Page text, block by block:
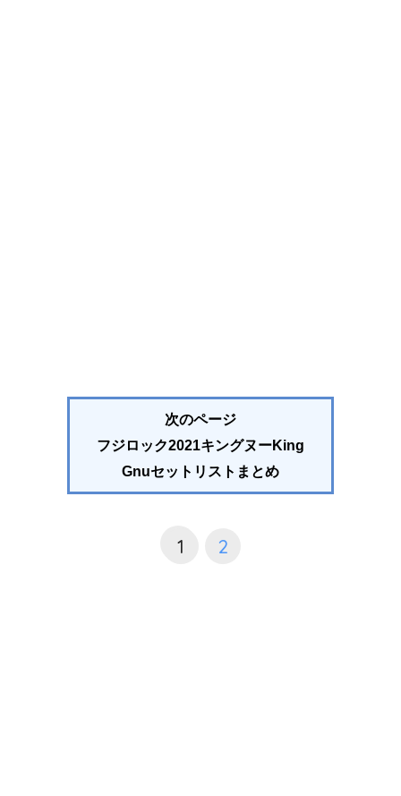
次のページ
フジロック2021キングヌーKing
Gnuセットリストまとめ
1 2